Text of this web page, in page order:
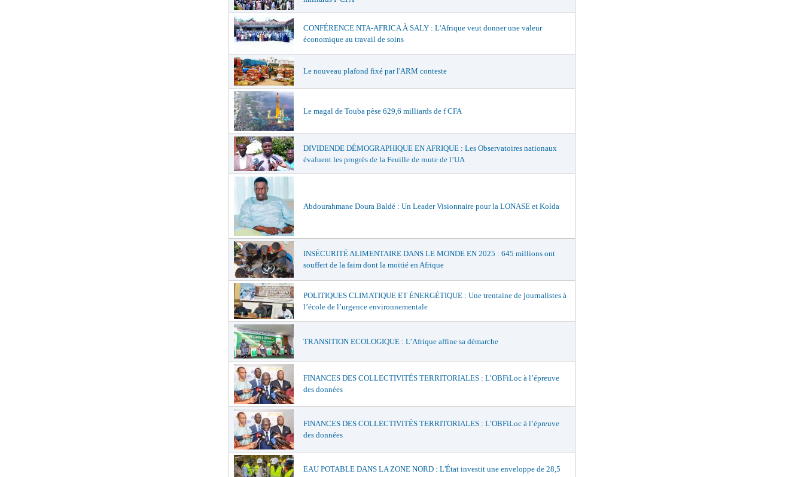
CONFÉRENCE NTA-AFRICA À SALY : L'Afrique veut donner une valeur
économique au travail de soins
Le nouveau plafond fixé par l'ARM conteste
Le magal de Touba pèse 629,6 milliards de f CFA
DIVIDENDE DÉMOGRAPHIQUE EN AFRIQUE : Les Observatoires nationaux
évaluent les progrès de la Feuille de route de l’UA
Abdourahmane Doura Baldé : Un Leader Visionnaire pour la LONASE et Kolda
INSÉCURITÉ ALIMENTAIRE DANS LE MONDE EN 2025 : 645 millions ont
souffert de la faim dont la moitié en Afrique
POLITIQUES CLIMATIQUE ET ÉNERGÉTIQUE : Une trentaine de journalistes à
l’école de l’urgence environnementale
TRANSITION ECOLOGIQUE : L’Afrique affine sa démarche
FINANCES DES COLLECTIVITÉS TERRITORIALES : L’OBFiLoc à l’épreuve
des données
FINANCES DES COLLECTIVITÉS TERRITORIALES : L’OBFiLoc à l’épreuve
des données
EAU POTABLE DANS LA ZONE NORD : L'État investit une enveloppe de 28,5